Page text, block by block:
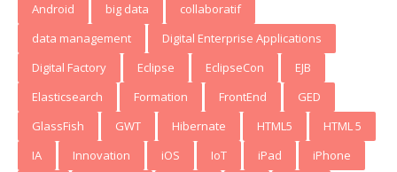
Android big data
collaboratif
data management
Digital Enterprise Applications
Digital Factory
Eclipse EclipseCon
EJB
Elasticsearch
Formation FrontEnd
GED
GlassFish
GWT Hibernate HTML5
HTML 5
IA
Innovation iOS IoT iPad
iPhone